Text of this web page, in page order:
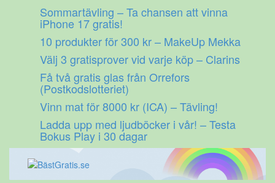
Sommartävling – Ta chansen att vinna
iPhone 17 gratis!
10 produkter för 300 kr – MakeUp Mekka
Välj 3 gratisprover vid varje köp – Clarins
Få två gratis glas från Orrefors
(Postkodslotteriet)
Vinn mat för 8000 kr (ICA) – Tävling!
Ladda upp med ljudböcker i vår! – Testa
Bokus Play i 30 dagar